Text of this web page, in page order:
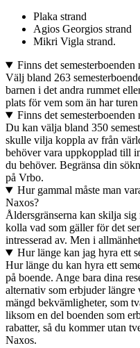
Plaka strand
Agios Georgios strand
Mikri Vigla strand.
Finns det
Välj bland 263
barnen i det andra rummet
plats för vem som än har
Finns det
Du kan välja bland 350
skulle vilja koppla av från
behöver vara uppkopplad till
du behöver. Begränsa din
på Vrbo.
Hur gammal måste man
Naxos?
Åldersgränserna kan skilja
kolla vad som gäller för det
intresserad av. Men i
Hur länge kan jag hyra ett
Hur länge du kan hyra ett
på boende. Ange bara dina
alternativ som erbjuder längre
mängd bekvämligheter, som
liksom en del boenden som
rabatter, så du kommer utan
Naxos.